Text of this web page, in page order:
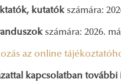
kutatókszámára:
számára: 2026.
az online
kapcsolatban